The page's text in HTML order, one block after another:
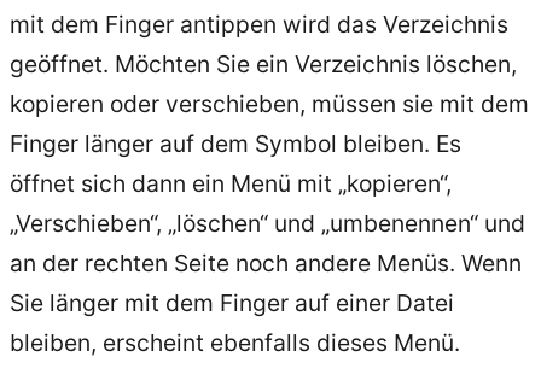
mit dem Finger antippen wird das Verzeichnis
geöffnet. Möchten Sie ein Verzeichnis löschen,
kopieren oder verschieben, müssen sie mit dem
Finger länger auf dem Symbol bleiben. Es
öffnet sich dann ein Menü mit „kopieren“,
„Verschieben“, „löschen“ und „umbenennen“ und
an der rechten Seite noch andere Menüs. Wenn
Sie länger mit dem Finger auf einer Datei
bleiben, erscheint ebenfalls dieses Menü.